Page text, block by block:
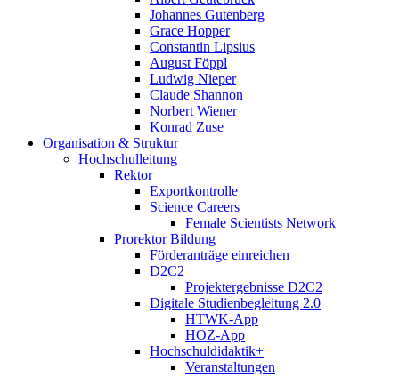
Johannes Gutenberg
Grace Hopper
Constantin Lipsius
August Föppl
Ludwig Nieper
Claude Shannon
Norbert Wiener
Konrad Zuse
Organisation & Struktur
Hochschulleitung
Rektor
Exportkontrolle
Science Careers
Female Scientists Network
Prorektor Bildung
Förderanträge einreichen
D2C2
Projektergebnisse D2C2
Digitale Studienbegleitung 2.0
HTWK-App
HOZ-App
Hochschuldidaktik+
Veranstaltungen